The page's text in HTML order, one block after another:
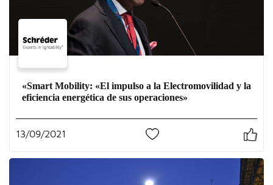
«Smart Mobility: «El impulso a la Electromovilidad y la
eficiencia energética de sus operaciones»
13/09/2021